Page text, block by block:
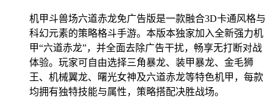
机甲斗兽场六道赤龙免广告版是一款融合3D卡通风格与
科幻元素的策略格斗手游。本版本独家加入全新强力机
甲“六道赤龙”，并全面去除广告干扰，畅享无打断对战
体验。玩家可自由选择三角暴龙、装甲暴龙、金毛狮
王、机械翼龙、曙光女神及六道赤龙等特色机甲，每款
均拥有独特技能与属性，策略搭配决胜战场。